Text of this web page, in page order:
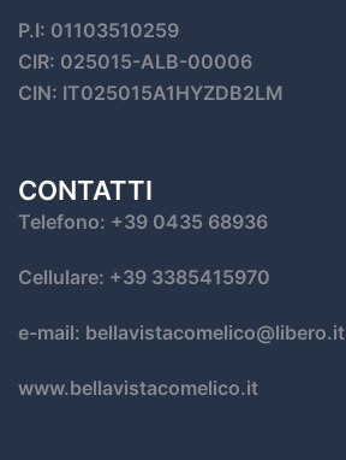
P.I: 01103510259
CIR: 025015-ALB-00006
CIN: IT025015A1HYZDB2LM
CONTATTI
Telefono: +39 0435 68936
Cellulare: +39 3385415970
e-mail: bellavistacomelico@libero.it
www.bellavistacomelico.it